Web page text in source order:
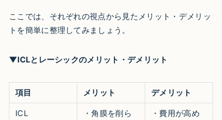
ここでは、それぞれの視点から見たメリット・デメリッ
トを簡単に整理してみましょう。
▼ICLとレーシックのメリット・デメリット
項目 メリット デメリット
ICL
・角膜を削ら
・費用が高め